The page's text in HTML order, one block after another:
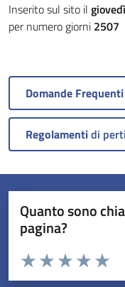
Inserito sul sito il
per numero giorni 2507
Domande Frequenti
Regolamentidi
Quanto sono
pagina?
Valuta da 1 a 5 stelle la
Valuta 4
Valuta 3
Valuta 2 stelle su
Valuta 1 stelle su 5